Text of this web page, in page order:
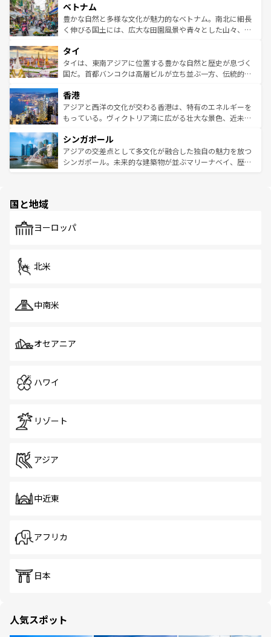
参照してほしい。
容にもいいと評判のスイーツなど、バラエティ豊かな料理
が味わえる。 なお、新着の台湾情報は コンテンツ一覧を参
照してほしい。
き、地方に足を延ばせば四季折々の自然美を楽しむことが
できる。そして、キムチや焼肉、絶品のストリートフード
まで、さまざまな韓国料理が待っている。夜には、韓国な
リティに包まれながら、韓国の多彩な魅力を心ゆくまで味
わってみてほしい。 なお、新着の韓国情報はコンテンツ一
覧を参照してほしい。
ベトナム
豊かな自然と多様な文化が魅力的なベトナム。南北に細長
く伸びる国土には、広大な田園風景や青々とした山々、世
急速な発展と共に伝統が息づく。ハノイの古い町並みやホ
ーチミン市のフランス統治時代の建物も、独特の雰囲気を
醸し出している。また、バラエティの豊かさとおいしさで
とつ。フォーやバインミー、ベトナムコーヒーなどは、ぜ
ひ現地で味わいたい。どの地域を訪れてもあたたかい人々
が旅行者を迎えてくれるので、きっと忘れられない旅にな
参照してほしい。
タイ
タイは、東南アジアに位置する豊かな自然と歴史が息づく
国だ。首都バンコクは高層ビルが立ち並ぶ一方、伝統的な
の活気が交差している。北部ではチェンマイなどの山岳地
帯で自然と触れ合い、南部ではプーケットやクラビの美し
いビーチでリゾート気分を楽しむことができる。タイ料理
激する。気候は一年中温暖で、どの季節にも異なる楽しみ
が待っている。親しみやすいタイの人々、仏教を中心とし
た文化、そして多様な観光資源が、訪れる旅人を魅了し続
香港
アジアと西洋の文化が交わる香港は、特有のエネルギーを
もっている。ヴィクトリア湾に広がる壮大な景色、近未来
み、どこを訪れても感動するはず。観光スポットが密集し
ており、効率よく見どころを回れるのも魅力。息をのむよ
うな絶景から文化的な体験まで、香港を存分に楽しみ尽く
シンガポール
アジアの交差点として多文化が融合した独自の魅力を放つ
シンガポール。未来的な建築物が並ぶマリーナベイ、歴史
で、ホーカーズは地元の風情を楽しめる外せないスポット
国と地域
ヨーロッパ
北米
中南米
オセアニア
ハワイ
リゾート
アジア
中近東
アフリカ
日本
人気スポット